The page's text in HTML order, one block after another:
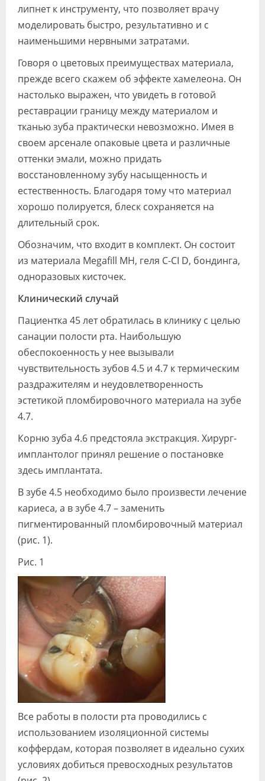
липнет к инструменту, что по­зволяет врачу
моделировать быстро, результативно и с
наименьшими нерв­ными затратами.
Говоря о цветовых преимуществах материала,
прежде всего скажем об эф­фекте хамелеона. Он
настолько выра­жен, что увидеть в готовой
реставрации границу между материалом и
тканью зуба практически невозможно. Имея в
своем арсенале опаковые цвета и раз­личные
оттенки эмали, можно придать
восстановленному зубу насыщенность и
естественность. Благодаря тому что материал
хорошо полируется, блеск со­храняется на
длительный срок.
Обозначим, что входит в комплект. Он состоит
из материала Megafill MH, геля С-СI D, бондинга,
одноразовых ки­сточек.
Клинический случай
Пациентка 45 лет обратилась в кли­нику с целью
санации полости рта. Наи­большую
обеспокоенность у нее вызы­вали
чувствительность зубов 4.5 и 4.7 к термическим
раздражителям и неудо­влетворенность
эстетикой пломбиро­вочного материала на зубе
4.7.
Корню зуба 4.6 предстояла экстрак­ция. Хирург-
имплантолог принял ре­шение о постановке
здесь имплантата.
В зубе 4.5 необходимо было произвести лечение
кариеса, а в зубе 4.7 – заменить
пигментированный пломбировочный материал
(рис. 1).
Рис. 1
Все работы в полости рта проводились с
использованием изоляционной системы
коффердам, которая позволяет в идеально сухих
условиях добиться превосходных результатов